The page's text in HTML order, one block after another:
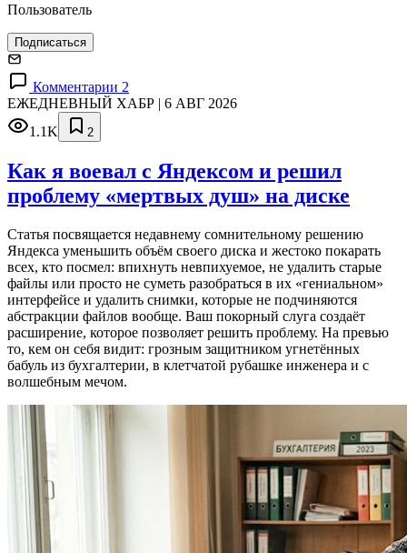
Пользователь
Подписаться
Комментарии 2
ЕЖЕДНЕВНЫЙ ХАБР | 6 АВГ 2026
1.1K
2
Как я воевал с Яндексом и решил
проблему «мертвых душ» на диске
Статья посвящается недавнему сомнительному решению
Яндекса уменьшить объём своего диска и жестоко покарать
всех, кто посмел: впихнуть невпихуемое, не удалить старые
файлы или просто не суметь разобраться в их «гениальном»
интерфейсе и удалить снимки, которые не подчиняются
абстракции файлов вообще. Ваш покорный слуга создаёт
расширение, которое позволяет решить проблему. На превью
то, кем он себя видит: грозным защитником угнетённых
бабуль из бухгалтерии, в клетчатой рубашке инженера и с
волшебным мечом.